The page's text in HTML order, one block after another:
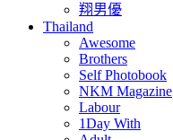
翔男優
Thailand
Awesome
Brothers
Self Photobook
NKM Magazine
Labour
1Day With